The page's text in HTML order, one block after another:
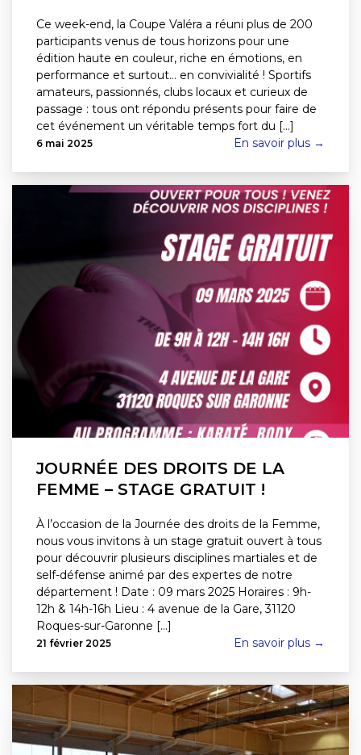
Ce week-end, la Coupe Valéra a réuni plus de 200
participants venus de tous horizons pour une
édition haute en couleur, riche en émotions, en
performance et surtout… en convivialité ! Sportifs
amateurs, passionnés, clubs locaux et curieux de
passage : tous ont répondu présents pour faire de
cet événement un véritable temps fort du [...]
6 mai 2025 En savoir plus →
JOURNÉE DES DROITS DE LA
FEMME – STAGE GRATUIT !
À l’occasion de la Journée des droits de la Femme,
nous vous invitons à un stage gratuit ouvert à tous
pour découvrir plusieurs disciplines martiales et de
self-défense animé par des expertes de notre
département ! Date : 09 mars 2025 Horaires : 9h-
12h & 14h-16h Lieu : 4 avenue de la Gare, 31120
Roques-sur-Garonne [...]
21 février 2025 En savoir plus →